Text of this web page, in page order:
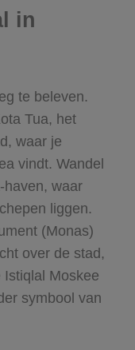
in
te beleven.
Tua, het
waar je
vindt. Wandel
haven, waar
liggen.
(Monas)
over de stad,
Moskee
symbool van